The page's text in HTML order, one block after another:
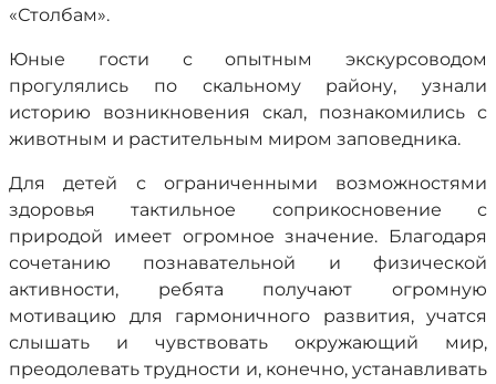
«Столбам».
Юные гости с опытным экскурсоводом
прогулялись по скальному району, узнали
историю возникновения скал, познакомились с
животным и растительным миром заповедника.
Для детей с ограниченными возможностями
здоровья тактильное соприкосновение с
природой имеет огромное значение. Благодаря
сочетанию познавательной и физической
активности, ребята получают огромную
мотивацию для гармоничного развития, учатся
слышать и чувствовать окружающий мир,
преодолевать трудности и, конечно, устанавливать